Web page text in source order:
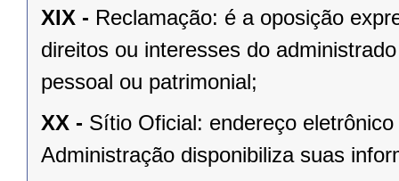
XIX - Reclamação: é a oposição
direitos ou interesses do
pessoal ou patrimonial;
XX - Sítio Oficial: endereço
Administração disponibiliza suas